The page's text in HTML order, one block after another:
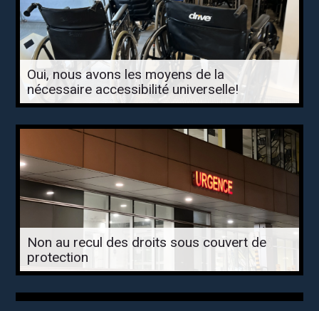
Oui, nous avons les moyens de la
nécessaire accessibilité universelle!
Non au recul des droits sous couvert de
protection